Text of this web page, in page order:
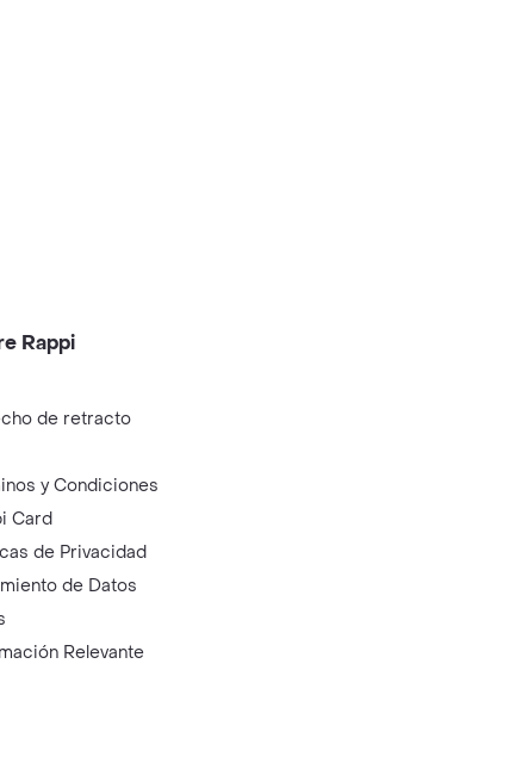
Rappi
de retracto
y Condiciones
Card
de Privacidad
de Datos
Relevante